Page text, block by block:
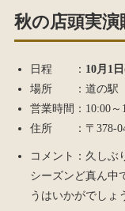
秋の店頭実演
日程 ： 10月1
場所 ：道の駅
営業時間：10:00～
住所 ：〒378-
コメント：久しぶ
シーズンど真ん中
うはいかがでしょ